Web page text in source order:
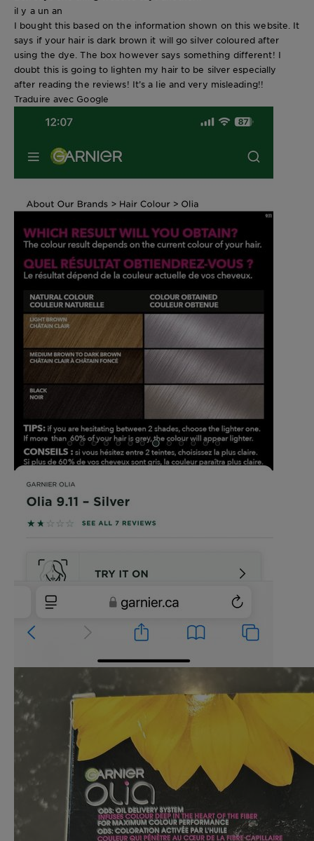
il y a un an
I bought this based on the information shown on this website. It
says if your hair is dark brown it will go silver coloured after
using the dye. The box however says something different! I
doubt this is going to lighten my hair to be silver especially
after reading the reviews! It’s a lie and very misleading!!
Traduire avec Google